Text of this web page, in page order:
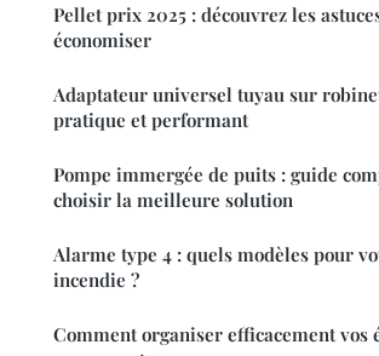
Pellet prix 2025 : découvrez les
économiser
Adaptateur universel tuyau sur
pratique et performant
Pompe immergée de puits : guide
choisir la meilleure solution
Alarme type 4 : quels modèles pour
incendie ?
Comment organiser efficacement vos